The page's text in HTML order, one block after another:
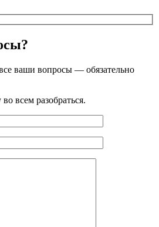
ваши вопросы — обязательно
всем разобраться.